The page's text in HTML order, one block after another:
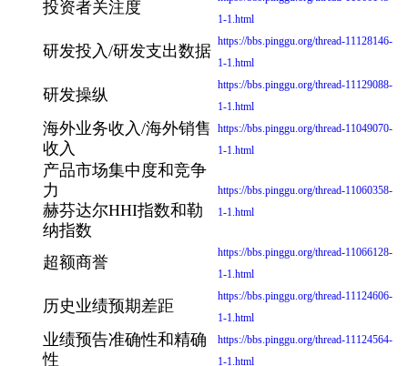
投资者关注度
1-1.html
研发投入/研发支出数据
https://bbs.pinggu.org/thread-11128146-
1-1.html
研发操纵
https://bbs.pinggu.org/thread-11129088-
1-1.html
海外业务收入/海外销售
收入
https://bbs.pinggu.org/thread-11049070-
1-1.html
产品市场集中度和竞争
力
https://bbs.pinggu.org/thread-11060358-
1-1.html
赫芬达尔HHI指数和勒
纳指数
超额商誉
https://bbs.pinggu.org/thread-11066128-
1-1.html
历史业绩预期差距
https://bbs.pinggu.org/thread-11124606-
1-1.html
业绩预告准确性和精确
性
https://bbs.pinggu.org/thread-11124564-
1-1.html